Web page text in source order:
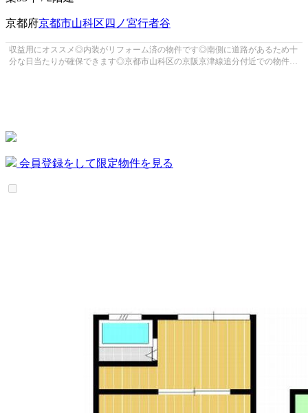
京都府京都市山科区 四ノ宮行者谷
収益用にオススメ◎内装がリフォーム済の物件です◎南側に道路があるため十
分な日当たりが確保できます◎京都市山科区の京阪京津線追分付近での物件探
会員登録をして限定物件を見る